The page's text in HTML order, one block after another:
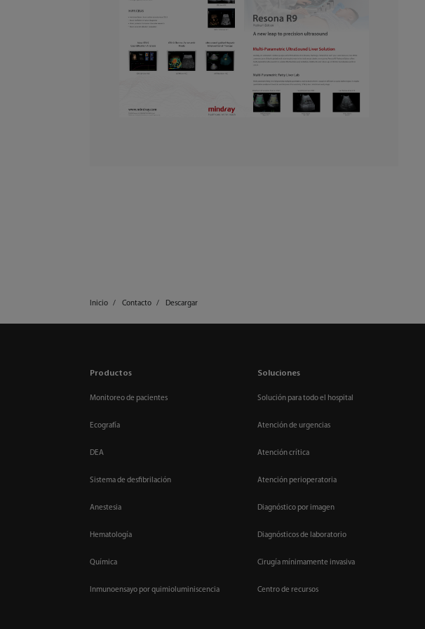
Inicio Contacto Descargar
Productos
Monitoreo de pacientes
Ecografía
DEA
Sistema de desfibrilación
Anestesia
Hematología
Química
Inmunoensayo por quimioluminiscencia
Soluciones
Solución para todo el hospital
Atención de urgencias
Atención crítica
Atención perioperatoria
Diagnóstico por imagen
Diagnósticos de laboratorio
Cirugía mínimamente invasiva
Centro de recursos